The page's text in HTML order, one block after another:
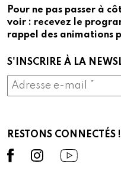
Pour ne pas passer à
voir : recevez le
rappel des animations
S'INSCRIRE À LA
RESTONS CONNECTÉS !